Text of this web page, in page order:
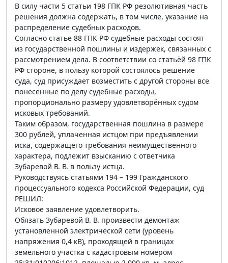
В силу части 5 статьи 198 ГПК РФ резолютивная часть
решения должна содержать, в том числе, указание на
распределение судебных расходов.
Согласно статье 88 ГПК РФ судебные расходы состоят
из государственной пошлины и издержек, связанных с
рассмотрением дела. В соответствии со статьёй 98 ГПК
РФ стороне, в пользу которой состоялось решение
суда, суд присуждает возместить с другой стороны все
понесённые по делу судебные расходы,
пропорционально размеру удовлетворённых судом
исковых требований.
Таким образом, государственная пошлина в размере
300 рублей, уплаченная истцом при предъявлении
иска, содержащего требования неимущественного
характера, подлежит взысканию с ответчика
Зубаревой В. В. в пользу истца.
Руководствуясь статьями 194 – 199 Гражданского
процессуального кодекса Российской Федерации, суд
РЕШИЛ:
Исковое заявление удовлетворить.
Обязать Зубаревой В. В. произвести демонтаж
установленной электрической сети (уровень
напряжения 0,4 кВ), проходящей в границах
земельного участка с кадастровым номером